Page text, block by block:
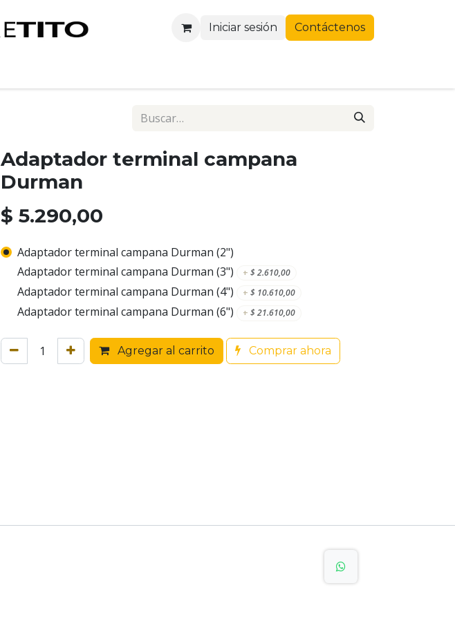
Iniciar sesión Contáctenos
Adaptador terminal campana
Durman
$ 5.290,00
Adaptador terminal campana Durman (2")
Adaptador terminal campana Durman (3")
+ $2.610,00
Adaptador terminal campana Durman (4") + $ 10.610,00
Adaptador terminal campana Durman (6") + $21.610,00
Agregar al carrito Comprar ahora